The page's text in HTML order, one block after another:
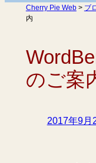
Cherry Pie Web> ブ
内
のご案
2017年9月